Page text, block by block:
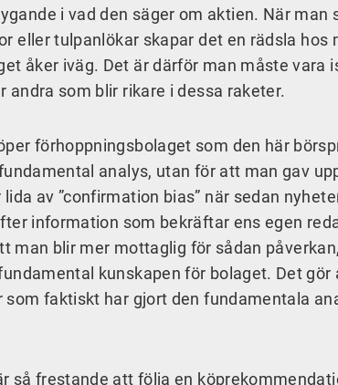
i vad den säger om aktien. När man
eller tulpanlökar skapar det en rädsla hos
åker iväg. Det är därför man måste vara
andra som blir rikare i dessa raketer.
förhoppningsbolaget som den här
analys, utan för att man gav
av ”confirmation bias” när sedan
information som bekräftar ens egen
man blir mer mottaglig för sådan
kunskapen för bolaget. Det
faktiskt har gjort den fundamentala
så frestande att följa en